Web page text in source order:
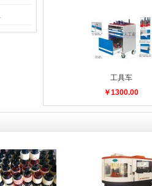
工具车
￥1300.00